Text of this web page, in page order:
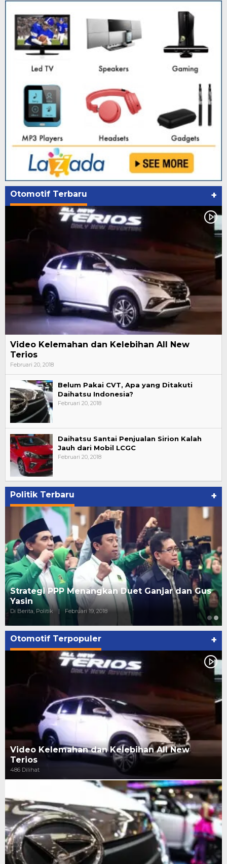
Otomotif Terbaru +
Video Kelemahan dan Kelebihan All New
Terios
Februari 20, 2018
Belum Pakai CVT, Apa yang Ditakuti
Daihatsu Indonesia?
Februari 20, 2018
Daihatsu Santai Penjualan Sirion Kalah
Jauh dari Mobil LCGC
Februari 20, 2018
Politik Terbaru +
Strategi PPP Menangkan Duet Ganjar dan Gus
Yasin
Di Berita, Politik | Februari 19, 2018
Otomotif Terpopuler +
Video Kelemahan dan Kelebihan All New
Terios
486 Dilihat